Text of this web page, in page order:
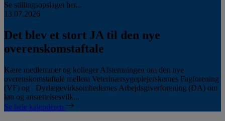
Se stillingsopslaget her...
13.07.2026
Det blev et stort JA til den nye
overenskomstaftale
Kære medlemmer og kolleger Afstemningen om den nye
overenskomstaftale mellem Veterinærsygeplejerskernes Fagforening
(VF) og Dyrlægevirksomhedernes Arbejdsgiverforening (DA) om
løn og ansættelsesvilk...
Se hele kalenderen